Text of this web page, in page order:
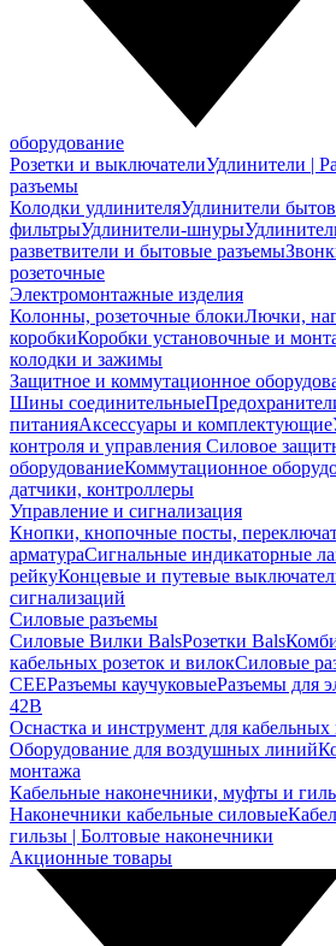
оборудование
Розетки и выключателиУдлинители |
разъемы
Колодки удлинителяУдлинители
фильтрыУдлинители-шнуры
разветвители и бытовые разъемы
розеточные
Электромонтажные изделия
Колонны, розеточные блокиЛючки,
коробкиКоробки установочные и
колодки и зажимы
Защитное и коммутационное
Шины соединительные
питанияАксессуары и комплектующие
контроля и управления Силовое
оборудованиеКоммутационное
датчики, контроллеры
Управление и сигнализация
Кнопки, кнопочные посты,
арматураСигнальные индикаторные
рейкуКонцевые и путевые
сигнализаций
Силовые разъемы
Силовые Вилки BalsРозетки Bals
кабельных розеток и вилокСиловые
CEEРазъемы каучуковыеРазъемы для
42В
Оснастка и инструмент для
Оборудование для воздушных линий
монтажа
Кабельные наконечники, муфты и
Наконечники кабельные силовые
гильзы | Болтовые наконечники
Акционные товары